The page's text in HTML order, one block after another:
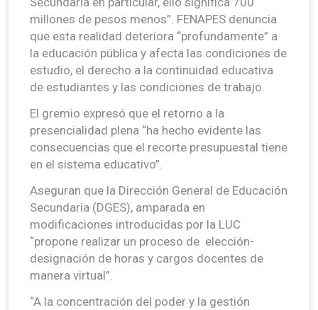
millones de pesos menos”. FENAPES denuncia
que esta realidad deteriora “profundamente” a
la educación pública y afecta las condiciones de
estudio, el derecho a la continuidad educativa
de estudiantes y las condiciones de trabajo.
El gremio expresó que el retorno a la
presencialidad plena “ha hecho evidente las
consecuencias que el recorte presupuestal tiene
en el sistema educativo”.
Aseguran que la Dirección General de Educación
Secundaria (DGES), amparada en
modificaciones introducidas por la LUC
“propone realizar un proceso de elección-
designación de horas y cargos docentes de
manera virtual”.
“A la concentración del poder y la gestión